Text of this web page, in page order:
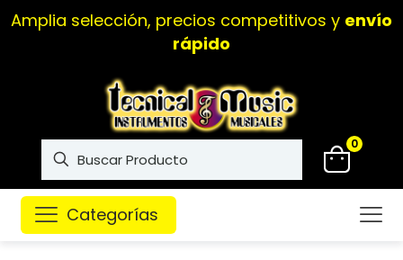
Amplia selección, precios competitivos y envío
rápido
0
Categorías